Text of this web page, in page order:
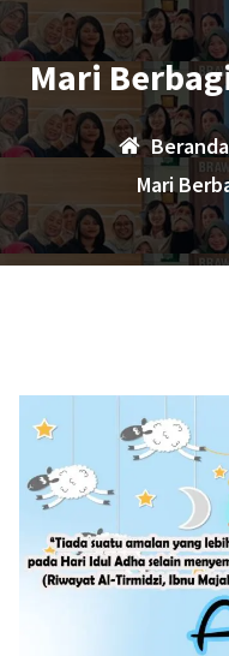
Mari
Beranda
Mari